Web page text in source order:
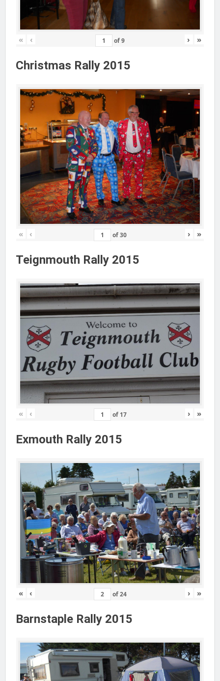
« ‹ of9 › »
Christmas Rally 2015
« ‹ of30 › »
Teignmouth Rally 2015
« ‹ of 17 › »
Exmouth Rally 2015
« ‹ of24 › »
Barnstaple Rally 2015